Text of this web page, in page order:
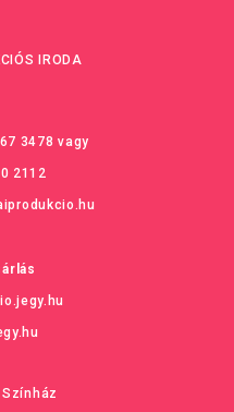
IRODA
3478 vagy
2112